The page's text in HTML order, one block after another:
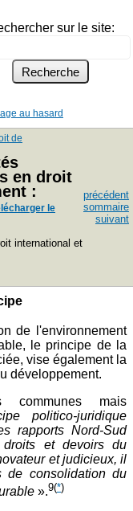
sur le site:
au hasard
de
en droit
:
le
international et
précédent
sommaire
suivant
de l'environnement
le principe de la
vise également la
développement.
communes mais
politico-juridique
rapports Nord-Sud
et devoirs du
et judicieux, il
de consolidation du
».9(*)